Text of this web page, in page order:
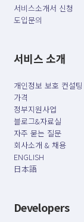
서비스소개서 신청
도입문의
서비스 소개
개인정보 보호 컨설팅
가격
정부지원사업
블로그&자료실
자주 묻는 질문
회사소개 & 채용
ENGLISH
日本語
Developers